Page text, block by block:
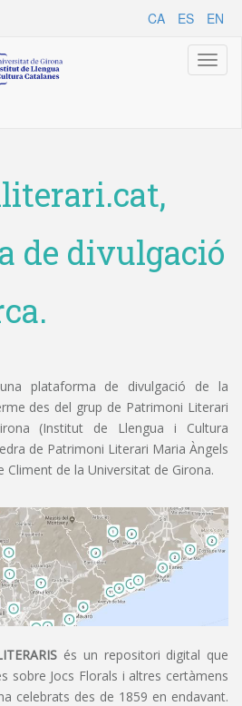
CA ES EN
de divulgació
plataforma de divulgació de la
des del grup de Patrimoni Literari
(Institut de Llengua i Cultura
de Patrimoni Literari Maria Àngels
Climent de la Universitat de Girona.
és un repositori digital que
sobre Jocs Florals i altres certàmens
celebrats des de 1859 en endavant.